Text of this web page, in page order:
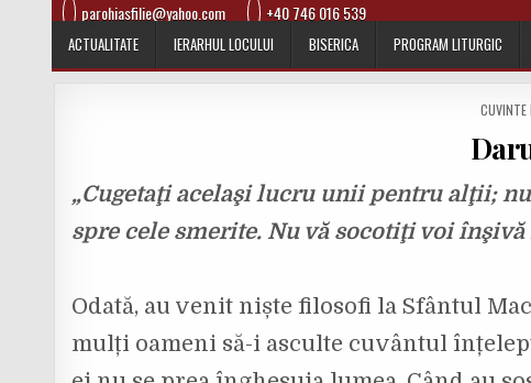
parohiasfilie@yahoo.com +40 746 016 539
ACTUALITATE IERARHUL LOCULUI BISERICA PROGRAM LITURGIC
P
S
T
E
D
N
CUVINTE
„Cugetaţi acelaşi lucru unii pentru alţii;
spre cele smerite. Nu vă socotiţi voi înşivă
Odată, au venit niște filosofi la Sfântul
mulți oameni să-i asculte cuvântul